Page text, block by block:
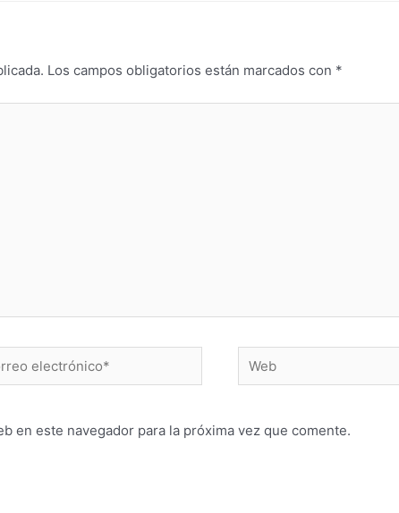
Los campos obligatorios están marcados con *
en este navegador para la próxima vez que comente.